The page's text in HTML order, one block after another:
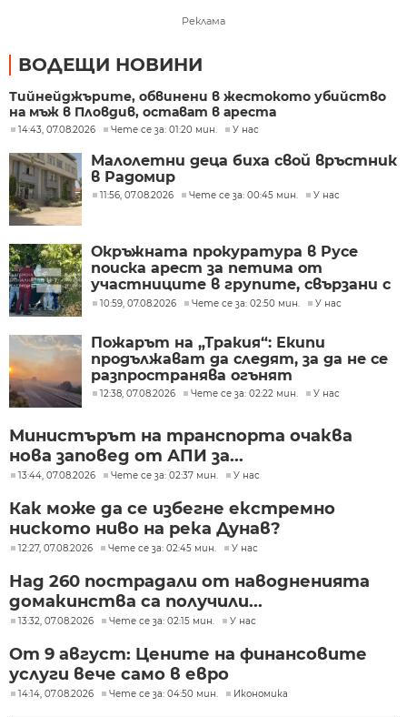
Реклама
ВОДЕЩИ НОВИНИ
Тийнейджърите, обвинени в жестокото убийство
на мъж в Пловдив, остават в ареста
14:43, 07.08.2026 Чете се за: 01:20 мин. У нас
Малолетни деца биха свой връстник
в Радомир
11:56, 07.08.2026 Чете се за: 00:45 мин. У нас
Окръжната прокуратура в Русе
поиска арест за петима от
участниците в групите, свързани с
разбитата лаборатория за
10:59, 07.08.2026 Чете се за: 02:50 мин. У нас
Пожарът на „Тракия“: Екипи
продължават да следят, за да не се
разпространява огънят
12:38, 07.08.2026 Чете се за: 02:22 мин. У нас
Министърът на транспорта очаква
нова заповед от АПИ за...
13:44, 07.08.2026 Чете се за: 02:37 мин. У нас
Как може да се избегне екстремно
ниското ниво на река Дунав?
12:27, 07.08.2026 Чете се за: 02:45 мин. У нас
Над 260 пострадали от наводненията
домакинства са получили...
13:32, 07.08.2026 Чете се за: 02:15 мин. У нас
От 9 август: Цените на финансовите
услуги вече само в евро
14:14, 07.08.2026 Чете се за: 04:50 мин. Икономика